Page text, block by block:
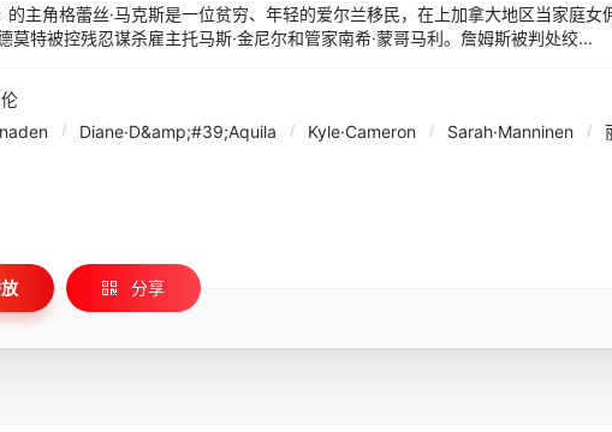
的主角格蕾丝·马克斯是一位贫穷、年轻的爱尔兰移民，在上加拿大地区当家庭
莫特被控残忍谋杀雇主托马斯·金尼尔和管家南希·蒙哥马利。詹姆斯被判处绞...
/ Diane·D&amp;#39;Aquila / Kyle·Cameron / Sarah·Manninen /
分享